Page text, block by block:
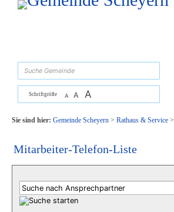
Zum Inhalt, zur Navigationoder zur Startseite springen.
Schriftgröße A A A
Sie sind hier: Gemeinde Scheyern> Rathaus & Service>
Mitarbeiter-Telefon-Liste